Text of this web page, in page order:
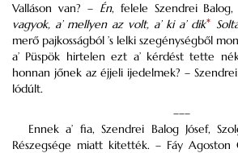
Valláson van? – Én, felele Szendrei Balog,
vagyok, a’ mellyen az volt, a’ ki a’ dik*
merő pajkosságból ’s lelki szegénységből
a’ Püspök hirtelen ezt a’ kérdést tette
honnan jőnek az éjjeli ijedelmek? –
lódúlt.
–––
Ennek a’ fia, Szendrei Balog Jósef,
Részegsége miatt kitették. – Fáy Agoston